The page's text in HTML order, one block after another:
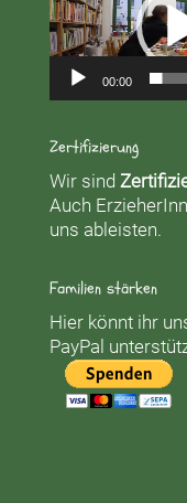
00:00
Zertifizierung
Wir sind
Auch
uns ableisten.
Familien stärken
Hier könnt ihr
PayPal